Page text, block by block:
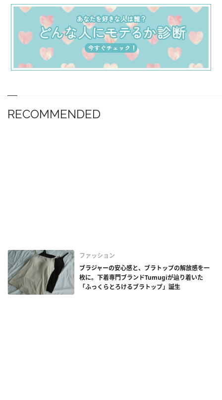
RECOMMENDED
ファッション
ブラジャーの安心感と、ブラトップの解放感を一
枚に。下着専門ブランドTumugiが辿り着いた
「ふっくらとろけるブラトップ」誕生